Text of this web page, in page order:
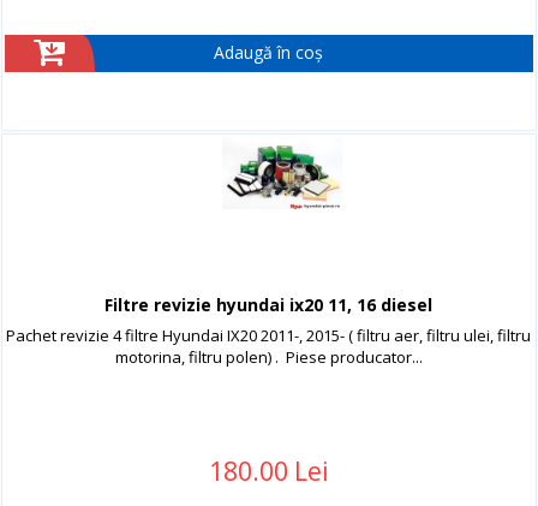
Adaugă în coș
Filtre revizie hyundai ix20 11, 16 diesel
Pachet revizie 4 filtre Hyundai IX20 2011-, 2015- ( filtru aer, filtru ulei, filtru
motorina, filtru polen) . Piese producator...
180.00 Lei